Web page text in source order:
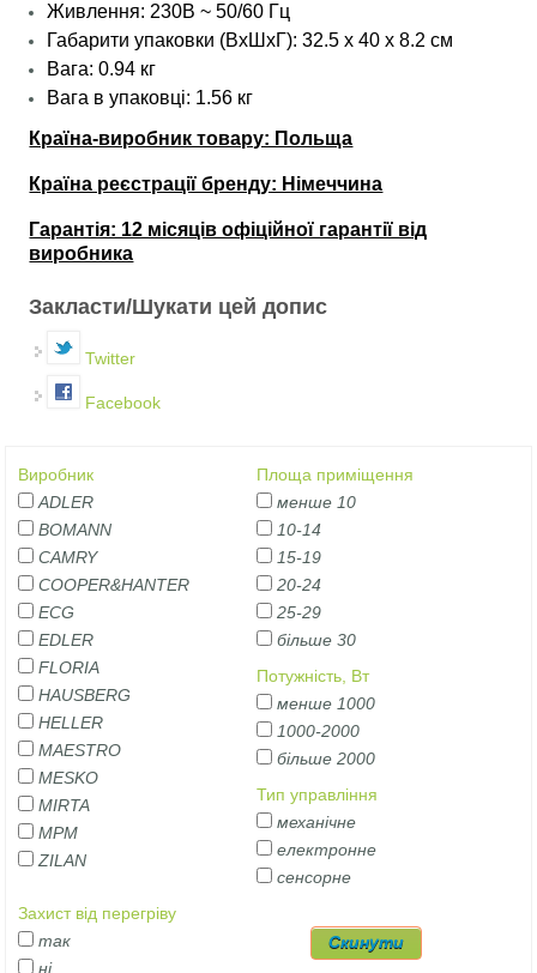
Живлення: 230В ~ 50/60 Гц
Габарити упаковки (ВхШхГ): 32.5 х 40 х 8.2 см
Вага: 0.94 кг
Вага в упаковці: 1.56 кг
Країна-виробник товару: Польща
Країна реєстрації бренду: Німеччина
Гарантія: 12 місяців офіційної гарантії від
виробника
Закласти/Шукати цей допис
Twitter
Facebook
Виробник
ADLER
BOMANN
CAMRY
COOPER&HANTER
ECG
EDLER
FLORIA
HAUSBERG
HELLER
MAESTRO
MESKO
MIRTA
MPM
ZILAN
Площа приміщення
менше 10
10-14
15-19
20-24
25-29
більше 30
Потужність, Вт
менше 1000
1000-2000
більше 2000
Тип управління
механічне
електронне
сенсорне
Захист від перегріву
так
ні